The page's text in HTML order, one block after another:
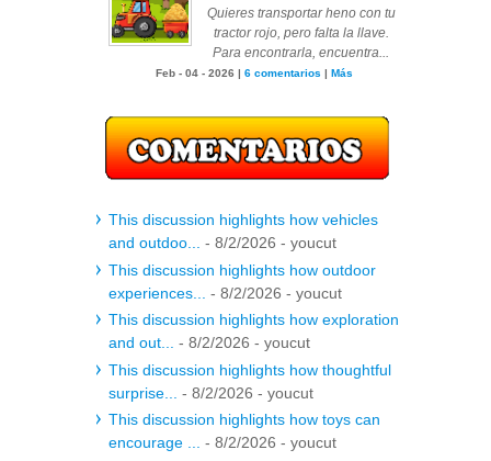
Quieres transportar heno con tu
tractor rojo, pero falta la llave.
Para encontrarla, encuentra...
Feb - 04 - 2026 | 6 comentarios | Más
This discussion highlights how vehicles
and outdoo...
- 8/2/2026 - youcut
This discussion highlights how outdoor
experiences...
- 8/2/2026 - youcut
This discussion highlights how exploration
and out...
- 8/2/2026 - youcut
This discussion highlights how thoughtful
surprise...
- 8/2/2026 - youcut
This discussion highlights how toys can
encourage ...
- 8/2/2026 - youcut